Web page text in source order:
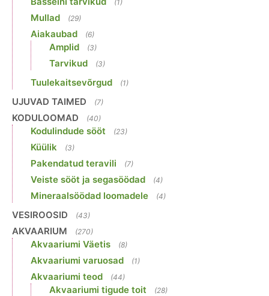
(1)
Mullad (29)
Aiakaubad (6)
Amplid (3)
Tarvikud (3)
Tuulekaitsevõrgud (1)
UJUVAD TAIMED (7)
KODULOOMAD (40)
Kodulindude sööt (23)
Küülik (3)
Pakendatud teravili (7)
Veiste sööt ja segasöödad (4)
Mineraalsöödad loomadele (4)
VESIROOSID (43)
AKVAARIUM (270)
Akvaariumi Väetis (8)
Akvaariumi varuosad (1)
Akvaariumi teod (44)
Akvaariumi tigude toit (28)